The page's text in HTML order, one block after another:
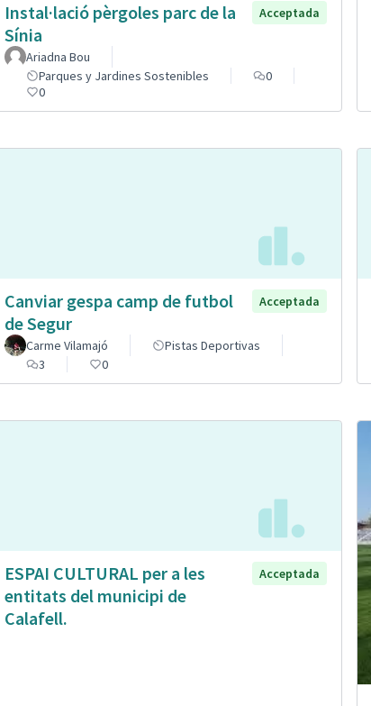
Instal·lació pèrgoles parc de la
Sínia
Acceptada
Ariadna Bou
Parques y Jardines Sostenibles
0
0
Canviar gespa camp de futbol
de Segur
Acceptada
Carme Vilamajó
Pistas Deportivas
3
0
ESPAI CULTURAL per a les
entitats del municipi de
Calafell.
Acceptada